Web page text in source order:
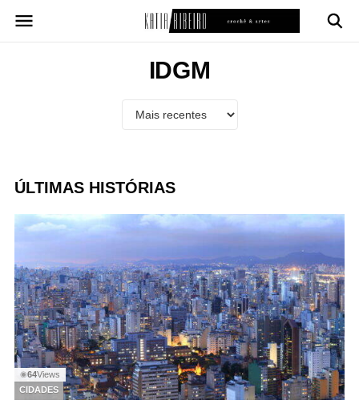
para
IDGM
ÚLTIMAS HISTÓRIAS
◉64Views
CIDADES